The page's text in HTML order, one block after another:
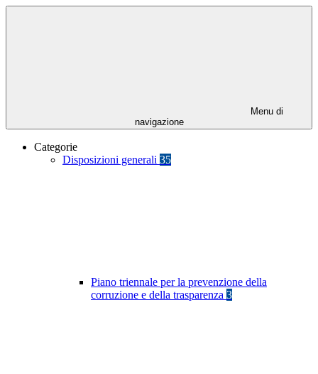
Menu di
navigazione
Categorie
Disposizioni generali 35
Piano triennale per la prevenzione della
corruzione e della trasparenza 3